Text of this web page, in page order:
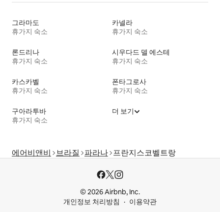
그라마도
휴가지 숙소
카넬라
휴가지 숙소
론드리나
휴가지 숙소
시우다드 델 에스테
휴가지 숙소
카스카벨
휴가지 숙소
폰타그로사
휴가지 숙소
구아라투바
휴가지 숙소
더 보기
에어비앤비 브라질 파라나 프란지스코벨트랑
© 2026 Airbnb, Inc.
개인정보 처리방침
이용약관